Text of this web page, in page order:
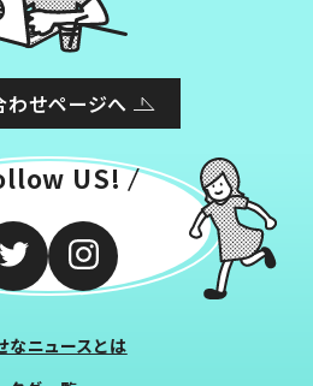
わせページへ
US!
なニュースとは